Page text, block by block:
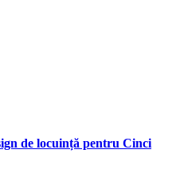
de locuință pentru Cinci